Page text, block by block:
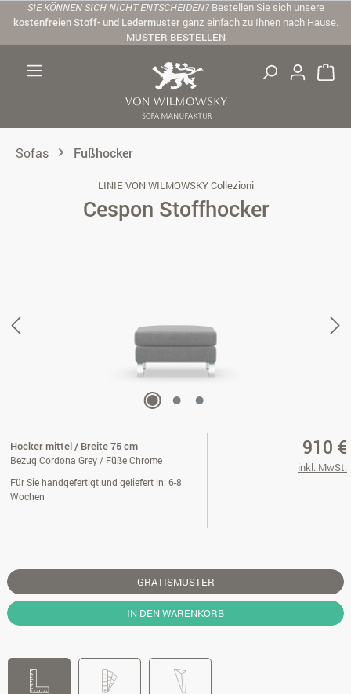
Zum Hauptinhalt springen
SIE KÖNNEN SICH NICHT ENTSCHEIDEN? Bestellen Sie sich unsere
kostenfreien Stoff- und Ledermusterganz einfach zu Ihnen nach Hause.
MUSTER BESTELLEN
Sofas Fußhocker
LINIE VON WILMOWSKY Collezioni
Cespon Stoffhocker
Hocker mittel / Breite 75 cm
Bezug Cordona Grey / Füße Chrome
Für Sie handgefertigt und geliefert in: 6-8
Wochen
910 €
inkl. MwSt.
GRATISMUSTER
IN DEN WARENKORB